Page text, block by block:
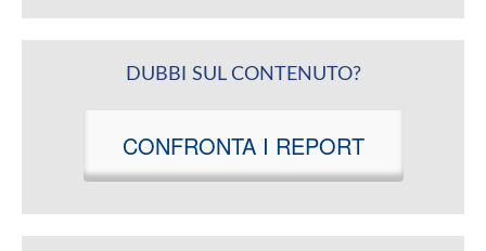
DUBBI SUL CONTENUTO?
CONFRONTA I REPORT